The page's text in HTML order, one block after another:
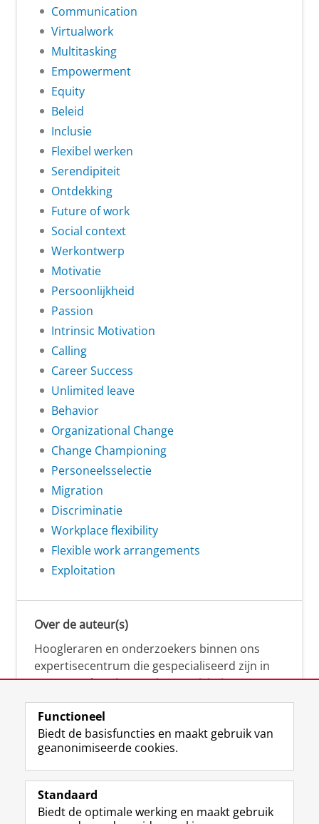
Communication
Virtualwork
Multitasking
Empowerment
Equity
Beleid
Inclusie
Flexibel werken
Serendipiteit
Ontdekking
Future of work
Social context
Werkontwerp
Motivatie
Persoonlijkheid
Passion
Intrinsic Motivation
Calling
Career Success
Unlimited leave
Behavior
Organizational Change
Change Championing
Personeelsselectie
Migration
Discriminatie
Workplace flexibility
Flexible work arrangements
Exploitation
Over de auteur(s)
Hoogleraren en onderzoekers binnen ons
expertisecentrum die gespecialiseerd zijn in
samenwerken, innovatie, creativiteit,
diversiteit, leiderschap en ethisch gedrag.
Over deze blog
Via deze blog vertalen onze experts hun
(actuele) wetenschappelijke kennis naar
Functioneel
Biedt de basisfuncties en maakt gebruik van
geanonimiseerde cookies.
Standaard
Biedt de optimale werking en maakt gebruik